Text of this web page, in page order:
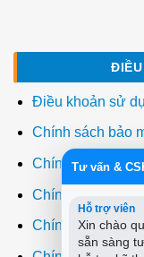
Điều khoản sử
Chính sách bảo
Chính sách thanh
Chính sách giao
Chính sách đổi
Tư vấn &
Hỗ trợ viên
Xin chào
sẵn sàng